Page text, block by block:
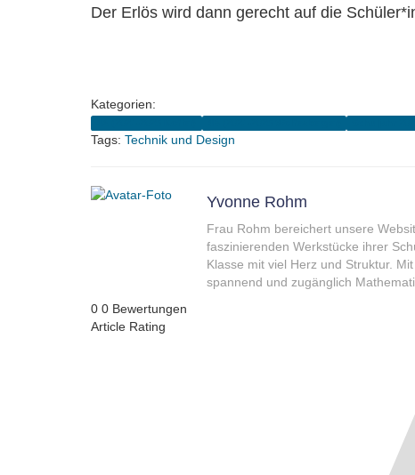
Der Erlös wird dann gerecht auf die
Kategorien:
Tags: Technik und Design
Yvonne Rohm
Frau Rohm bereichert unsere
faszinierenden Werkstücke ihrer
Klasse mit viel Herz und Struktur.
spannend und zugänglich
0 0 Bewertungen
Article Rating